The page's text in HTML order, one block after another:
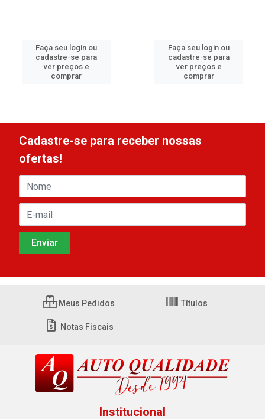
Faça seu login ou
cadastre-se para
ver preços e
comprar
Faça seu login ou
cadastre-se para
ver preços e
comprar
Cadastre-se para receber nossas
ofertas!
Meus Pedidos Títulos
Notas Fiscais
Institucional